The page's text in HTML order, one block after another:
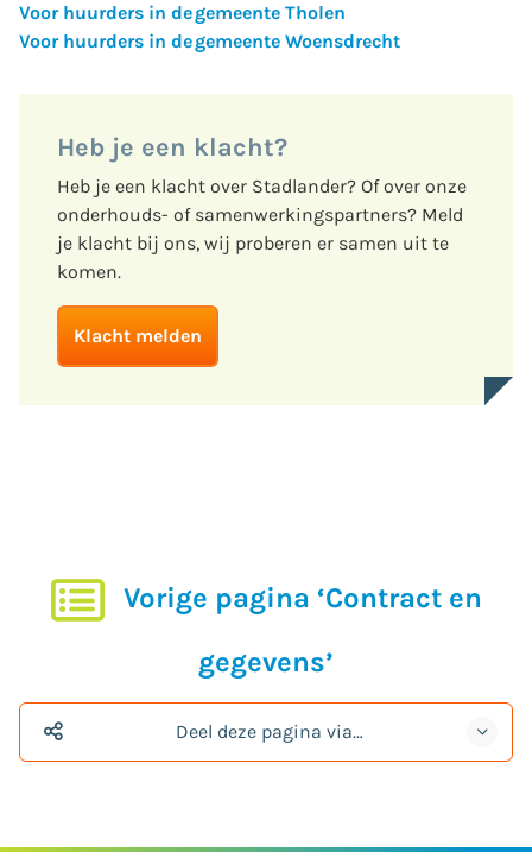
Voor huurders in de gemeente Tholen
Voor huurders in de gemeente Woensdrecht
Heb je een klacht?
Heb je een klacht over Stadlander? Of over onze
onderhouds- of samenwerkingspartners? Meld
je klacht bij ons, wij proberen er samen uit te
komen.
Klacht melden
Vorige pagina ‘Contract en
gegevens’
Deel deze pagina via…